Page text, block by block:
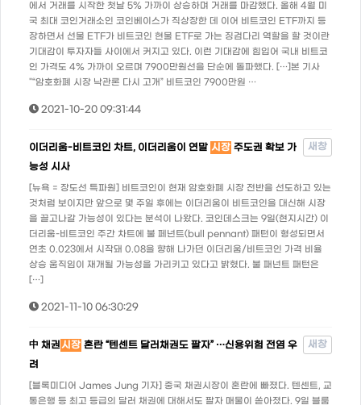
에서 거래를 시작한 첫날 5% 가까이 상승하며 거래를 마감했다. 올해 4월 미
국 최대 코인거래소인 코인베이스가 직상장한 데 이어 비트코인 ETF까지 등
장하면서 선물 ETF가 비트코인 현물 ETF로 가는 징검다리 역할을 할 것이란
기대감이 투자자들 사이에서 커지고 있다. 이런 기대감에 힘입어 국내 비트코
인 가격도 4% 가까이 오르며 7900만원선을 단순에 돌파했다. […]본 기사
"“암호화폐 시장 낙관론 다시 고개” 비트코인 7900만원 …
2021-10-20 09:31:44
이더리움-비트코인 차트, 이더리움이 연말 시장 주도권 확보 가
능성 시사
새창
[뉴욕 = 장도선 특파원] 비트코인이 현재 암호화폐 시장 전반을 선도하고 있는
것처럼 보이지만 앞으로 몇 주일 후에는 이더리움이 비트코인을 대신해 시장
을 끌고나갈 가능성이 있다는 분석이 나왔다. 코인데스크는 9일(현지시간) 이
더리움-비트코인 주간 차트에 불 페넌트(bull pennant) 패턴이 형성되면서
연초 0.023에서 시작돼 0.08을 향해 나가던 이더리움/비트코인 가격 비율
상승 움직임이 재개될 가능성을 가리키고 있다고 밝혔다. 불 패넌트 패턴은
[…]
2021-11-10 06:30:29
中 채권시장 혼란 “텐센트 달러채권도 팔자” …신용위험 전염 우
려
새창
[블록미디어 James Jung 기자] 중국 채권시장이 혼란에 빠졌다. 텐센트, 교
통은행 등 최고 등급의 달러 채권에 대해서도 팔자 매물이 쏟아졌다. 9일 블룸